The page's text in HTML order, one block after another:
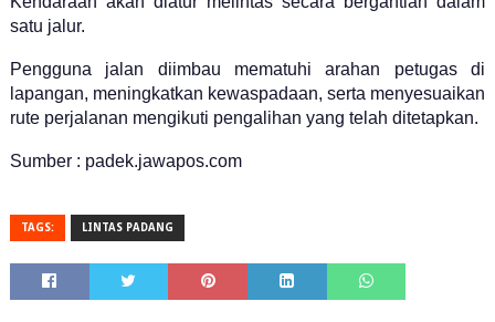
satu jalur.
Pengguna jalan diimbau mematuhi arahan petugas di
lapangan, meningkatkan kewaspadaan, serta menyesuaikan
rute perjalanan mengikuti pengalihan yang telah ditetapkan.
Sumber : padek.jawapos.com
TAGS: LINTAS PADANG